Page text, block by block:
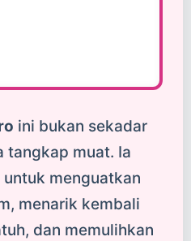
ini bukan sekadar
tangkap muat. Ia
menguatkan
menarik kembali
dan memulihkan